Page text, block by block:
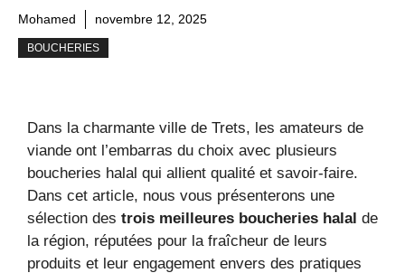
Mohamed novembre 12, 2025
BOUCHERIES
Dans la charmante ville de Trets, les amateurs de
viande ont l’embarras du choix avec plusieurs
boucheries halal qui allient qualité et savoir-faire.
Dans cet article, nous vous présenterons une
sélection des trois meilleures boucheries halal de
la région, réputées pour la fraîcheur de leurs
produits et leur engagement envers des pratiques